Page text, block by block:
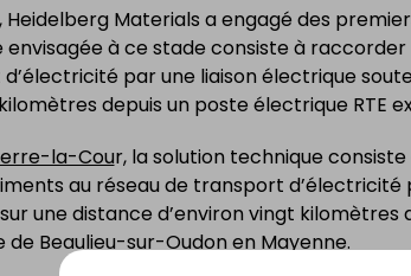
, Heidelberg Materials a engagé des
envisagée à ce stade consiste à
par une liaison électrique
depuis un poste électrique RTE
la-Cour, la solution technique
au réseau de transport d’électricité
une distance d’environ vingt kilomètres
de Beaulieu-sur-Oudon en Mayenne.